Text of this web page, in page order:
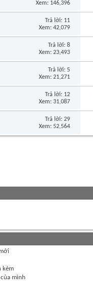
Xem: 146,396
Trả lời: 11
Xem: 42,079
Trả lời: 8
Xem: 23,493
Trả lời: 5
Xem: 21,271
Trả lời: 12
Xem: 31,087
Trả lời: 29
Xem: 52,564
kèm
mình